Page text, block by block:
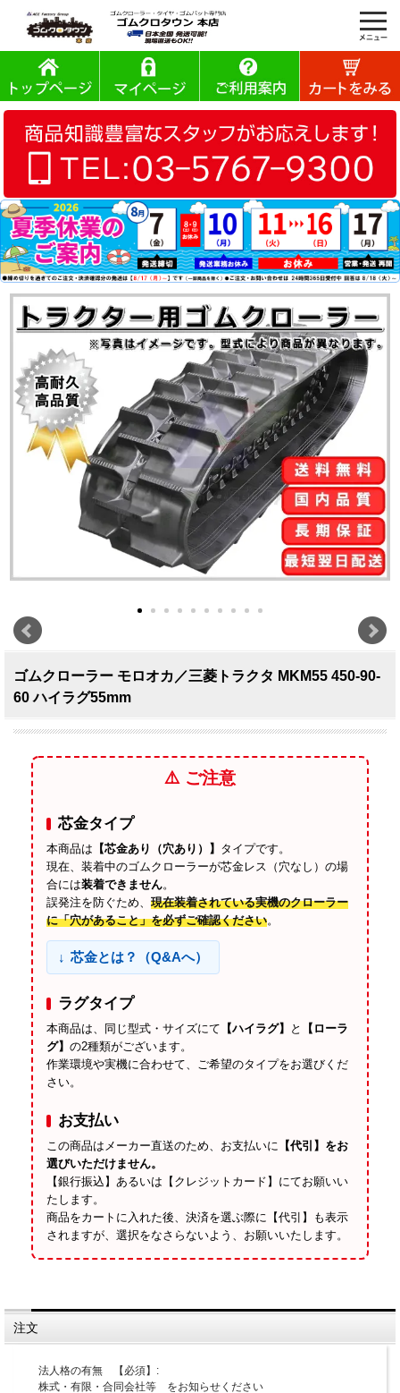
ゴムクローラー モロオカ／三菱トラクタ MKM55 450-90-
60 ハイラグ55mm
⚠️ ご注意
芯金タイプ
本商品は 【芯金あり（穴あり）】 タイプです。
現在、装着中のゴムクローラーが芯金レス（穴なし）の場
合には装着できません。
誤発注を防ぐため、 現在装着されている実機のクローラー
に「穴があること」を必ずご確認ください。
芯金とは？（Q&Aへ）
ラグタイプ
本商品は、同じ型式・サイズにて 【ハイラグ】 と
【ローラ
グ】 の2種類がございます。
作業環境や実機に合わせて、ご希望のタイプをお選びくだ
さい。
お支払い
この商品はメーカー直送のため、お支払いに 【代引】をお
選びいただけません。
【銀行振込】あるいは【クレジットカード】にてお願いい
たします。
商品をカートに入れた後、決済を選ぶ際に【代引】も表示
されますが、選択をなさらないよう、お願いいたします。
注文
法人格の有無 【必須】:
株式・有限・合同会社等 をお知らせください